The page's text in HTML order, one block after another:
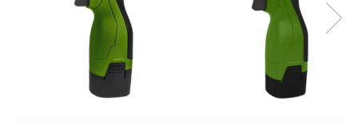
Tricicluri cargo fara permis
Tricicluri persoane
Trotinete electrice
Biciclete, trotinete, triciclete